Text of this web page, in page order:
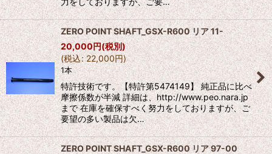
ZERO POINT SHAFT_GSX-R600 リア 11-
20,000円(税別)
(税込: 22,000円)
1本
特許技術です。【特許第5474149】 純正品に比べ
摩擦係数が半減 詳細は、http://www.peo.nara.jp
まで 在庫を確保すべく努力をしておりますが、ご
要望の多い製品は欠…
ZERO POINT SHAFT_GSX-R600 リア 97-00